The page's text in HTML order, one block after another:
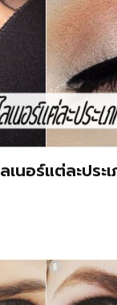
เนอร์แต่ละประ